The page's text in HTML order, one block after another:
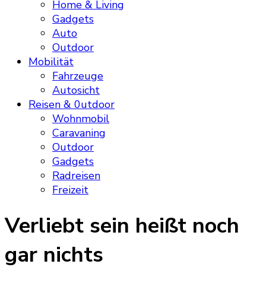
Home & Living
Gadgets
Auto
Outdoor
Mobilität
Fahrzeuge
Autosicht
Reisen & 0utdoor
Wohnmobil
Caravaning
Outdoor
Gadgets
Radreisen
Freizeit
Verliebt sein heißt noch
gar nichts